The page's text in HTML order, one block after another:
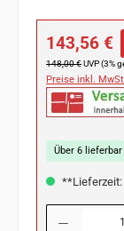
Verkaufspreis:
143,56 €
Regulärer Preis:
148,00 €UVP (3%
Preise inkl.
Über 6 lieferbar
**Lieferzeit:
Produkt Anzahl: